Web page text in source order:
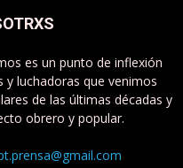
es un punto de inflexión
y luchadoras que venimos
de las últimas décadas y
obrero y popular.